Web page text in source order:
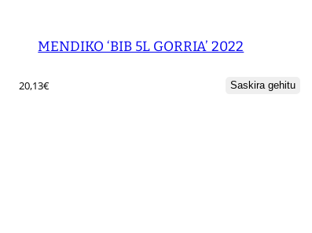
MENDIKO ‘BIB 5L GORRIA’ 2022
20,13€ Saskira gehitu